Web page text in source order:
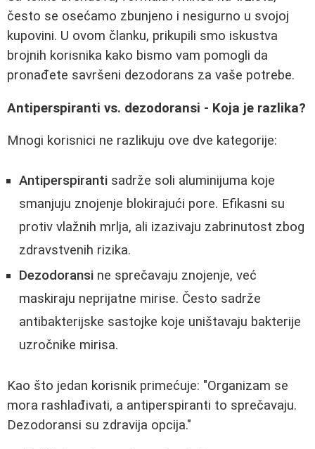
često se osećamo zbunjeno i nesigurno u svojoj
kupovini. U ovom članku, prikupili smo iskustva
brojnih korisnika kako bismo vam pomogli da
pronađete savršeni dezodorans za vaše potrebe.
Antiperspiranti vs. dezodoransi - Koja je razlika?
Mnogi korisnici ne razlikuju ove dve kategorije:
Antiperspiranti sadrže soli aluminijuma koje
smanjuju znojenje blokirajući pore. Efikasni su
protiv vlažnih mrlja, ali izazivaju zabrinutost zbog
zdravstvenih rizika.
Dezodoransi ne sprečavaju znojenje, već
maskiraju neprijatne mirise. Često sadrže
antibakterijske sastojke koje uništavaju bakterije
uzročnike mirisa.
Kao što jedan korisnik primećuje: "Organizam se
mora rashlađivati, a antiperspiranti to sprečavaju.
Dezodoransi su zdravija opcija."